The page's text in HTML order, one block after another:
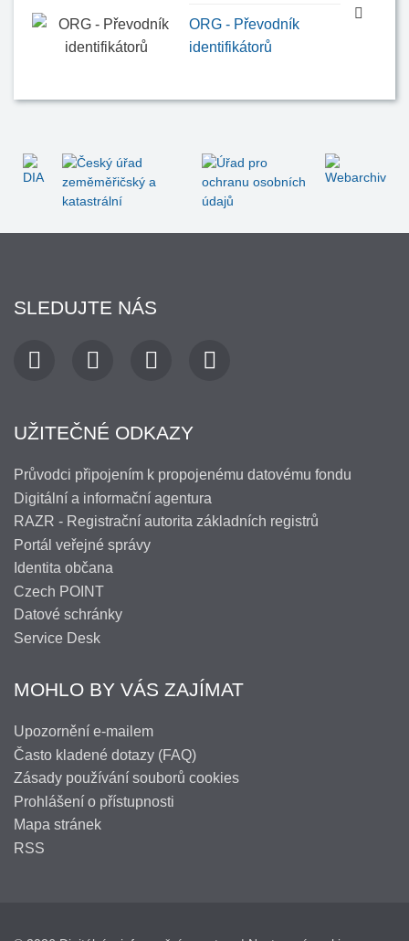
ORG - Převodník
identifikátorů
SLEDUJTE NÁS
UŽITEČNÉ ODKAZY
Průvodci připojením k propojenému datovému fondu
Digitální a informační agentura
RAZR - Registrační autorita základních registrů
Portál veřejné správy
Identita občana
Czech POINT
Datové schránky
Service Desk
MOHLO BY VÁS ZAJÍMAT
Upozornění e-mailem
Často kladené dotazy (FAQ)
Zásady používání souborů cookies
Prohlášení o přístupnosti
Mapa stránek
RSS